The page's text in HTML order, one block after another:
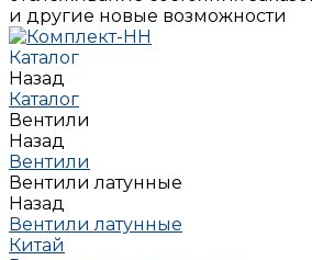
и другие новые возможности
Каталог
Назад
Каталог
Вентили
Назад
Вентили
Вентили латунные
Назад
Вентили латунные
Китай